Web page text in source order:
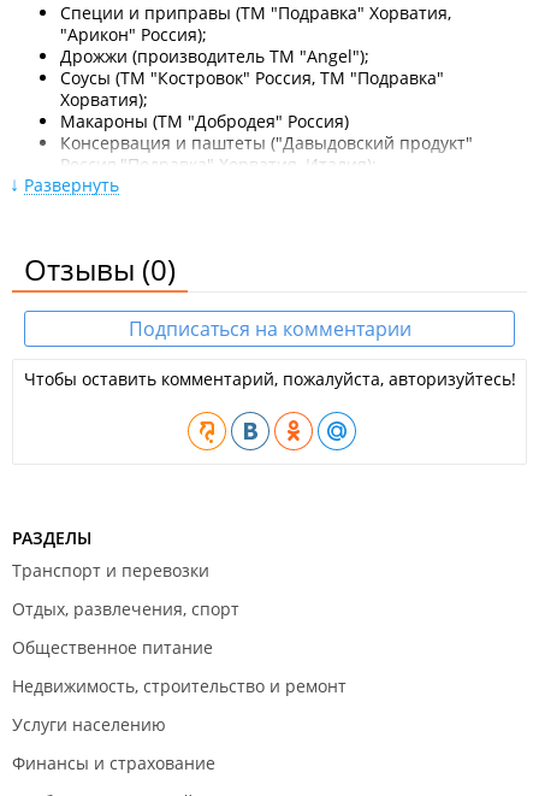
Специи и приправы (ТМ "Подравка" Хорватия,
"Арикон" Россия);
Дрожжи (производитель ТМ "Angel");
Соусы (ТМ "Костровок" Россия, ТМ "Подравка"
Хорватия);
Макароны (ТМ "Добродея" Россия)
Консервация и паштеты ("Давыдовский продукт"
Россия,"Подравка" Хорватия, Италия);
Продукты быстрого приготовления (ТМ "Арикон"
напиток "Hotta" Тайланд);
Кондитерские изделия (маршмеллоу (зефир) ТМ
"CorNiche" Филиппины);
Варенье (Казахстан).
Работа на прямую от производителя.
Развернуть
Отзывы (0)
Подписаться на комментарии
Чтобы оставить комментарий, пожалуйста, авторизуйтесь!
РАЗДЕЛЫ
Транспорт и перевозки
Отдых, развлечения, спорт
Общественное питание
Недвижимость, строительство и ремонт
Услуги населению
Финансы и страхование